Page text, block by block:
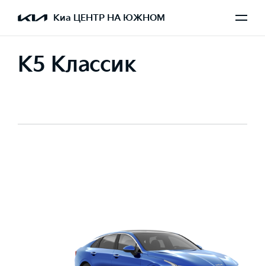
Киа ЦЕНТР НА ЮЖНОМ
K5 Классик